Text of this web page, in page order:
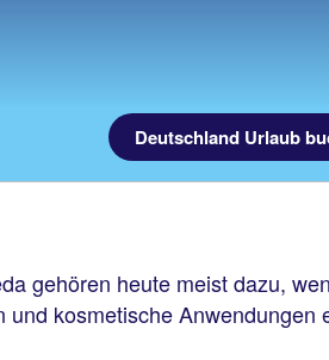
Deutschland Urlaub
gehören heute meist dazu,
kosmetische Anwendungen